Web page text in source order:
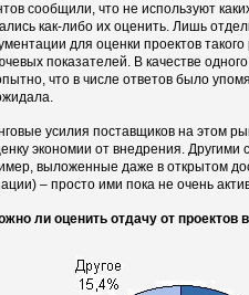
сообщили, что не используют
как-либо их оценить. Лишь
для оценки проектов
показателей. В качестве
что в числе ответов было
усилия поставщиков на этом
экономии от внедрения. Другими
выложенные даже в открытом
– просто ими пока не очень
ли оценить отдачу от проектов